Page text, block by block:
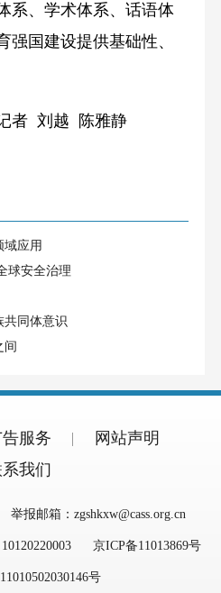
系、学术体系、话语体
强国建设提供基础性、
者 刘越 陈雅静
域应用
球安全治理
共同体意识
间
告服务
网站声明
我们
举报邮箱：zgshkxw@cass.org.cn
京ICP备11013869号
号